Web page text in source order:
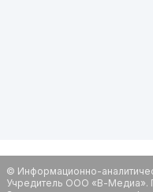
© Информационно-
Учредитель ООО «В-Медиа».